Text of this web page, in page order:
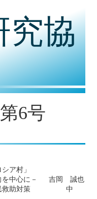
究協
6号
ア村」
向を中心に－ 吉岡 誠也
窮民救助対策 中